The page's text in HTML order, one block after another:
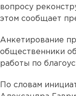
вопросу
этом сообщает
Анкетирование
общественники
работы по
По словам